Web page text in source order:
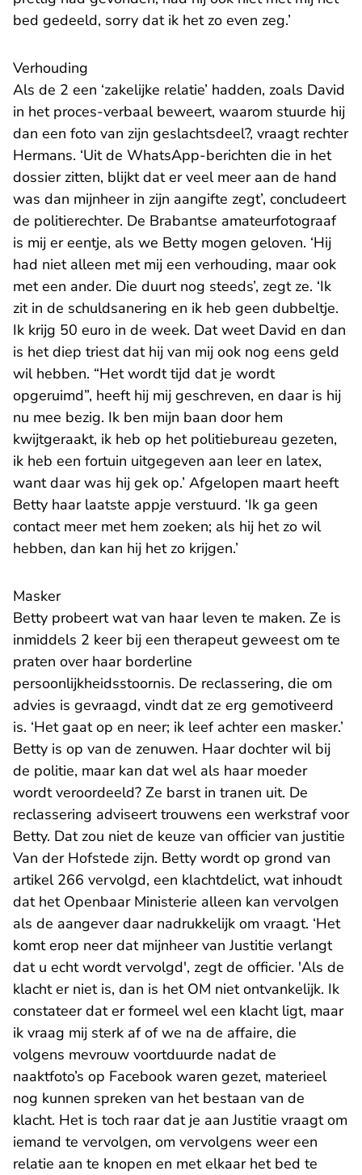
bed gedeeld, sorry dat ik het zo even zeg.’
Verhouding
Als de 2 een ‘zakelijke relatie’ hadden, zoals David
in het proces-verbaal beweert, waarom stuurde hij
dan een foto van zijn geslachtsdeel?, vraagt rechter
Hermans. ‘Uit de WhatsApp-berichten die in het
dossier zitten, blijkt dat er veel meer aan de hand
was dan mijnheer in zijn aangifte zegt’, concludeert
de politierechter. De Brabantse amateurfotograaf
is mij er eentje, als we Betty mogen geloven. ‘Hij
had niet alleen met mij een verhouding, maar ook
met een ander. Die duurt nog steeds’, zegt ze. ‘Ik
zit in de schuldsanering en ik heb geen dubbeltje.
Ik krijg 50 euro in de week. Dat weet David en dan
is het diep triest dat hij van mij ook nog eens geld
wil hebben. “Het wordt tijd dat je wordt
opgeruimd”, heeft hij mij geschreven, en daar is hij
nu mee bezig. Ik ben mijn baan door hem
kwijtgeraakt, ik heb op het politiebureau gezeten,
ik heb een fortuin uitgegeven aan leer en latex,
want daar was hij gek op.’ Afgelopen maart heeft
Betty haar laatste appje verstuurd. ‘Ik ga geen
contact meer met hem zoeken; als hij het zo wil
hebben, dan kan hij het zo krijgen.’
Masker
Betty probeert wat van haar leven te maken. Ze is
inmiddels 2 keer bij een therapeut geweest om te
praten over haar borderline
persoonlijkheidsstoornis. De reclassering, die om
advies is gevraagd, vindt dat ze erg gemotiveerd
is. ‘Het gaat op en neer; ik leef achter een masker.’
Betty is op van de zenuwen. Haar dochter wil bij
de politie, maar kan dat wel als haar moeder
wordt veroordeeld? Ze barst in tranen uit. De
reclassering adviseert trouwens een werkstraf voor
Betty. Dat zou niet de keuze van officier van justitie
Van der Hofstede zijn. Betty wordt op grond van
artikel 266 vervolgd, een klachtdelict, wat inhoudt
dat het Openbaar Ministerie alleen kan vervolgen
als de aangever daar nadrukkelijk om vraagt. ‘Het
komt erop neer dat mijnheer van Justitie verlangt
dat u echt wordt vervolgd', zegt de officier. 'Als de
klacht er niet is, dan is het OM niet ontvankelijk. Ik
constateer dat er formeel wel een klacht ligt, maar
ik vraag mij sterk af of we na de affaire, die
volgens mevrouw voortduurde nadat de
naaktfoto’s op Facebook waren gezet, materieel
nog kunnen spreken van het bestaan van de
klacht. Het is toch raar dat je aan Justitie vraagt om
iemand te vervolgen, om vervolgens weer een
relatie aan te knopen en met elkaar het bed te